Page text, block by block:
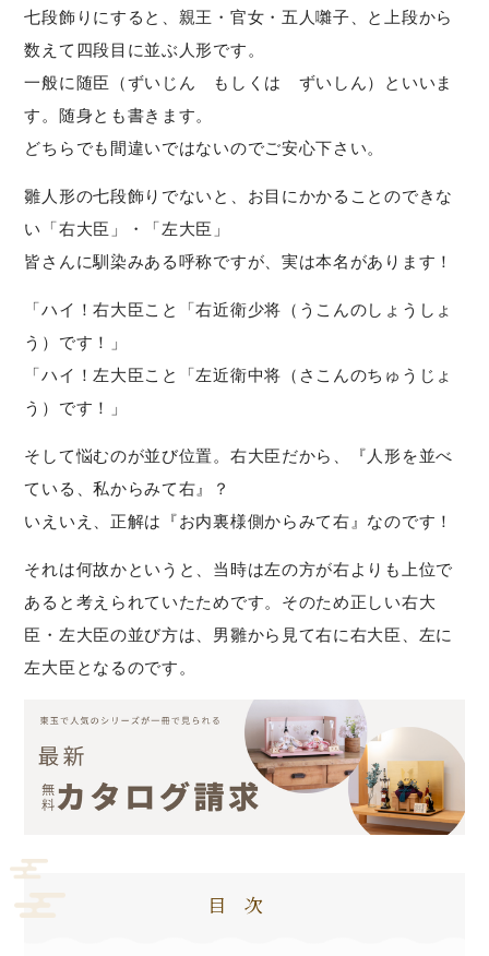
七段飾りにすると、親王・官女・五人囃子、と上段から
数えて四段目に並ぶ人形です。
一般に随臣（ずいじん もしくは ずいしん）といいま
す。随身とも書きます。
どちらでも間違いではないのでご安心下さい。
雛人形の七段飾りでないと、お目にかかることのできな
い「右大臣」・「左大臣」
皆さんに馴染みある呼称ですが、実は本名があります！
「ハイ！右大臣こと「右近衛少将（うこんのしょうしょ
う）です！」
「ハイ！左大臣こと「左近衛中将（さこんのちゅうじょ
う）です！」
そして悩むのが並び位置。右大臣だから、『人形を並べ
ている、私からみて右』？
いえいえ、正解は『お内裏様側からみて右』なのです！
それは何故かというと、当時は左の方が右よりも上位で
あると考えられていたためです。そのため正しい右大
臣・左大臣の並び方は、男雛から見て右に右大臣、左に
左大臣となるのです。
目次